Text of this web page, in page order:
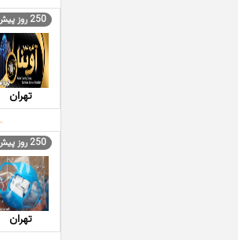
250 روز پیش
تهران
250 روز پیش
تهران